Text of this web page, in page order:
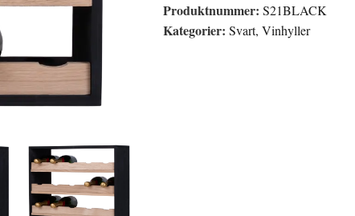
Produktnummer: S21BLACK
Kategorier: Svart, Vinhyller